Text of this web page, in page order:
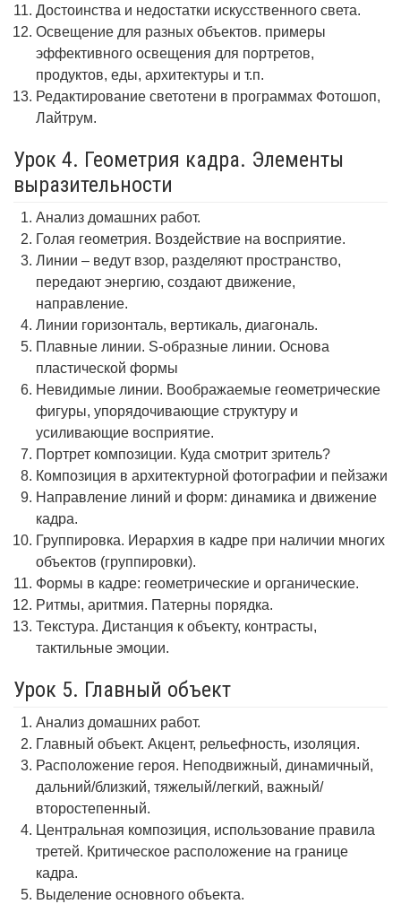
Достоинства и недостатки искусственного света.
Освещение для разных объектов. примеры
эффективного освещения для портретов,
продуктов, еды, архитектуры и т.п.
Редактирование светотени в программах Фотошоп,
Лайтрум.
Урок 4. Геометрия кадра. Элементы
выразительности
Анализ домашних работ.
Голая геометрия. Воздействие на восприятие.
Линии – ведут взор, разделяют пространство,
передают энергию, создают движение,
направление.
Линии горизонталь, вертикаль, диагональ.
Плавные линии. S-образные линии. Основа
пластической формы
Невидимые линии. Воображаемые геометрические
фигуры, упорядочивающие структуру и
усиливающие восприятие.
Портрет композиции. Куда смотрит зритель?
Композиция в архитектурной фотографии и пейзажи
Направление линий и форм: динамика и движение
кадра.
Группировка. Иерархия в кадре при наличии многих
объектов (группировки).
Формы в кадре: геометрические и органические.
Ритмы, аритмия. Патерны порядка.
Текстура. Дистанция к объекту, контрасты,
тактильные эмоции.
Урок 5. Главный объект
Анализ домашних работ.
Главный объект. Акцент, рельефность, изоляция.
Расположение героя. Неподвижный, динамичный,
дальний/близкий, тяжелый/легкий, важный/
второстепенный.
Центральная композиция, использование правила
третей. Критическое расположение на границе
кадра.
Выделение основного объекта.